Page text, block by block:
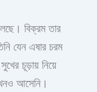
বিক্রম তার
যেন এষার চরম
চূড়ায় নিয়ে
আসেনি।